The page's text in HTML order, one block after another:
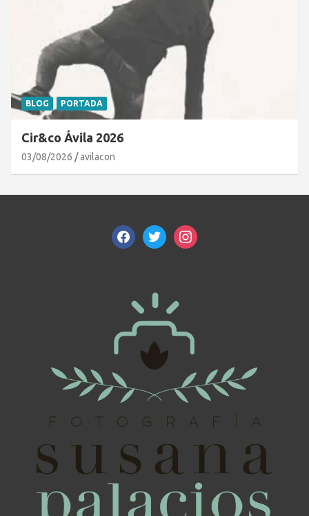
BLOG PORTADA
Cir&co Ávila 2026
03/08/2026 avilacon
facebooktwitterinstagram